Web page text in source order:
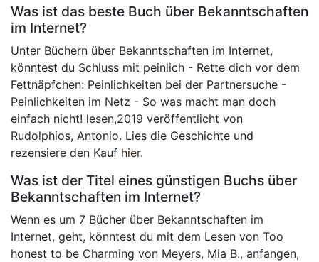
Was ist das beste Buch über Bekanntschaften
im Internet?
Unter Büchern über Bekanntschaften im Internet,
könntest du Schluss mit peinlich - Rette dich vor dem
Fettnäpfchen: Peinlichkeiten bei der Partnersuche -
Peinlichkeiten im Netz - So was macht man doch
einfach nicht! lesen,2019 veröffentlicht von
Rudolphios, Antonio. Lies die Geschichte und
rezensiere den Kauf hier.
Was ist der Titel eines günstigen Buchs über
Bekanntschaften im Internet?
Wenn es um 7 Bücher über Bekanntschaften im
Internet, geht, könntest du mit dem Lesen von Too
honest to be Charming von Meyers, Mia B., anfangen,